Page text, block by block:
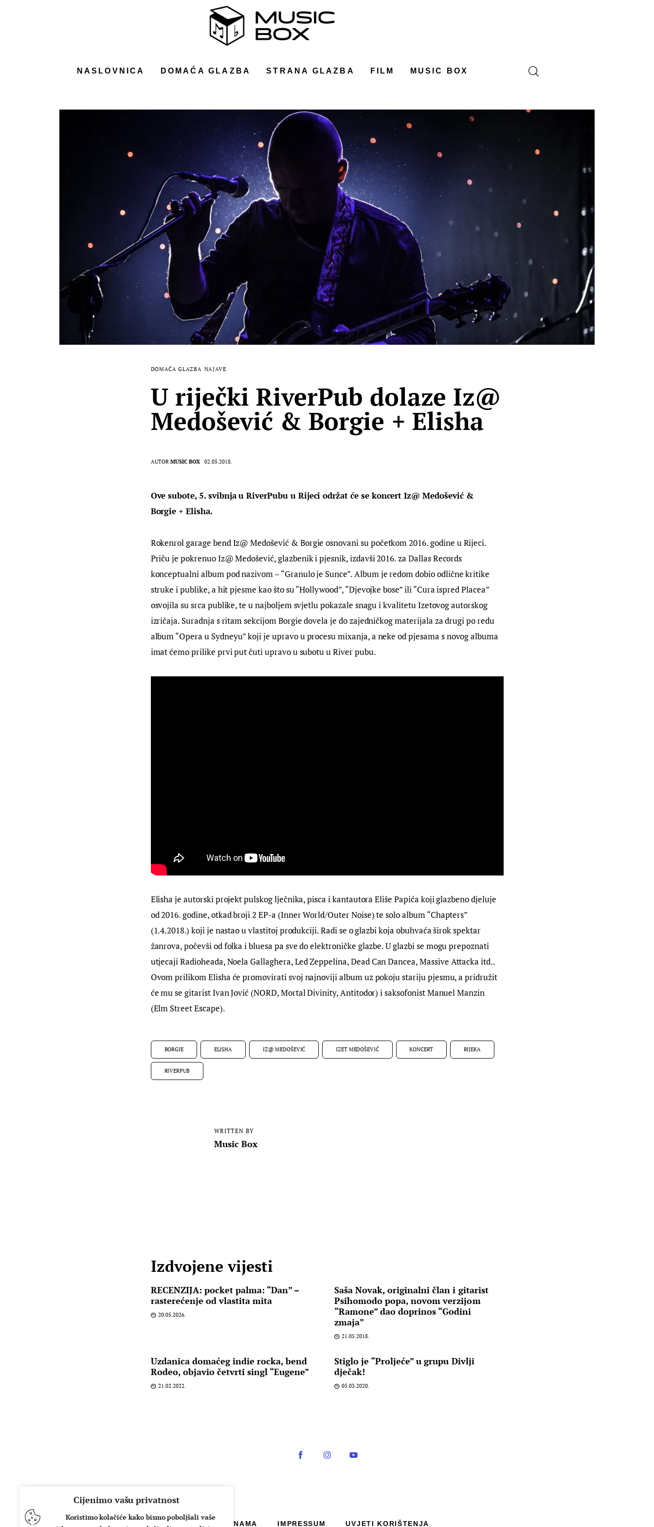
Cijenimo vašu privatnost
Koristimo kolačiće kako bismo poboljšali vaše
NASLOVNICA DOMAĆA GLAZBA STRANA GLAZBA FILM MUSIC BOX
DOMAĆA GLAZBA NAJAVE
U riječki RiverPub dolaze Iz@
Medošević & Borgie + Elisha
AUTOR MUSIC BOX 02.05.2018.
Ove subote, 5. svibnja u RiverPubu u Rijeci održat će se koncert Iz@ Medošević &
Borgie + Elisha.
Rokenrol garage bend Iz@ Medošević & Borgie osnovani su početkom 2016. godine u Rijeci.
Priču je pokrenuo Iz@ Medošević, glazbenik i pjesnik, izdavši 2016. za Dallas Records
konceptualni album pod nazivom – “Granulo je Sunce”. Album je redom dobio odlične kritike
struke i publike, a hit pjesme kao što su “Hollywood”, “Djevojke bose” ili “Cura ispred Placea”
osvojila su srca publike, te u najboljem svjetlu pokazale snagu i kvalitetu Izetovog autorskog
izričaja. Suradnja s ritam sekcijom Borgie dovela je do zajedničkog materijala za drugi po redu
album “Opera u Sydneyu” koji je upravo u procesu mixanja, a neke od pjesama s novog albuma
imat ćemo prilike prvi put čuti upravo u subotu u River pubu.
Elisha je autorski projekt pulskog lječnika, pisca i kantautora Eliše Papića koji glazbeno djeluje
od 2016. godine, otkad broji 2 EP-a (Inner World/Outer Noise) te solo album “Chapters”
(1.4.2018.) koji je nastao u vlastitoj produkciji. Radi se o glazbi koja obuhvaća širok spektar
žanrova, počevši od folka i bluesa pa sve do elektroničke glazbe. U glazbi se mogu prepoznati
utjecaji Radioheada, Noela Gallaghera, Led Zeppelina, Dead Can Dancea, Massive Attacka itd..
Ovom prilikom Elisha će promovirati svoj najnoviji album uz pokoju stariju pjesmu, a pridružit
će mu se gitarist Ivan Jović (NORD, Mortal Divinity, Antitodor) i saksofonist Manuel Manzin
(Elm Street Escape).
BORGIE ELISHA IZ@ MEDOŠEVIĆ IZET MEDOŠEVIĆ KONCERT RIJEKA
RIVERPUB
WRITTEN BY
Music Box
Izdvojene vijesti
RECENZIJA: pocket palma: “Dan” –
rasterećenje od vlastita mita
20.05.2026.
Saša Novak, originalni član i gitarist
Psihomodo popa, novom verzijom
“Ramone” dao doprinos “Godini
zmaja”
21.05.2018.
Uzdanica domaćeg indie rocka, bend
Rodeo, objavio četvrti singl “Eugene”
21.02.2022.
Stiglo je “Proljeće” u grupu Divlji
dječak!
05.03.2020.
O NAMA IMPRESSUM UVJETI KORIŠTENJA